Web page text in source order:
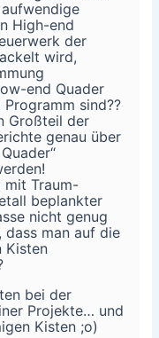
High-end
der
wird,
end Quader
Programm sind??
Großteil der
genau über
mit Traum-
beplankter
nicht genug
dass man auf die
Kisten
bei der
Projekte… und
Kisten ;o)